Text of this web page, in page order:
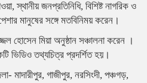
স্থানীয় জনপ্রতিনিধি, বিশিষ্ট নাগরিক ও
মানুষের সঙ্গে মতবিনিময় করেন।
হোসেন মিয়া অনুষ্ঠান সঞ্চালনা করেন ।
ভিডিও তথ্যচিত্র প্রদর্শিত হয়।
মাদারীপুর, গাজীপুর, নরসিংদী, পঞ্চগড়,